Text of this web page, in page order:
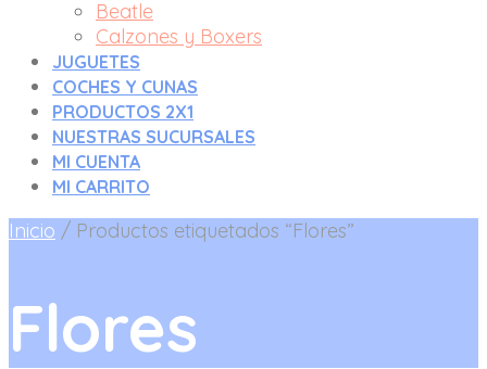
Beatle
Calzones y Boxers
JUGUETES
COCHES Y CUNAS
PRODUCTOS 2X1
NUESTRAS SUCURSALES
MI CUENTA
MI CARRITO
Inicio / Productos etiquetados “Flores”
Flores